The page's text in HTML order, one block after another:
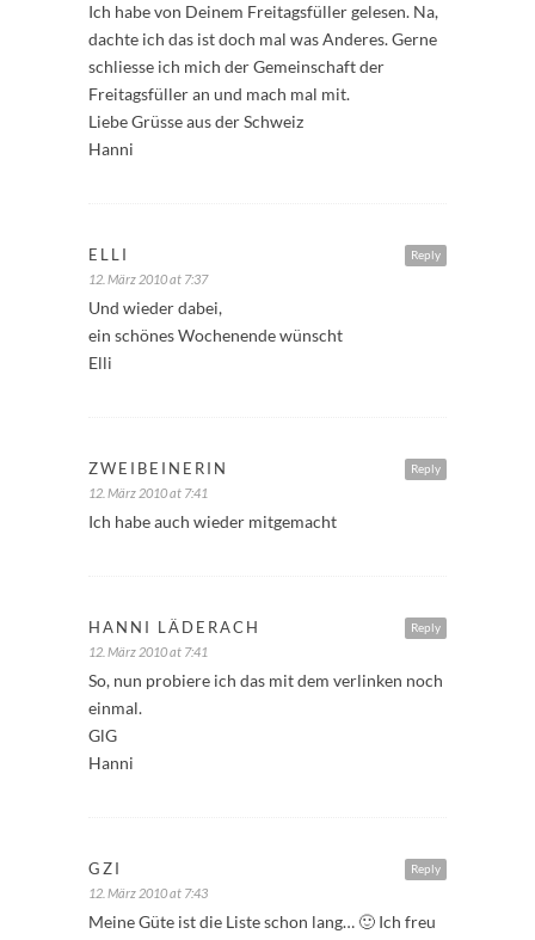
Ich habe von Deinem Freitagsfüller gelesen. Na,
dachte ich das ist doch mal was Anderes. Gerne
schliesse ich mich der Gemeinschaft der
Freitagsfüller an und mach mal mit.
Liebe Grüsse aus der Schweiz
Hanni
Reply
ELLI
12. März 2010 at 7:37
Und wieder dabei,
ein schönes Wochenende wünscht
Elli
Reply
ZWEIBEINERIN
12. März 2010 at 7:41
Ich habe auch wieder mitgemacht
Reply
HANNI LÄDERACH
12. März 2010 at 7:41
So, nun probiere ich das mit dem verlinken noch
einmal.
GlG
Hanni
Reply
GZI
12. März 2010 at 7:43
Meine Güte ist die Liste schon lang… 🙂 Ich freu